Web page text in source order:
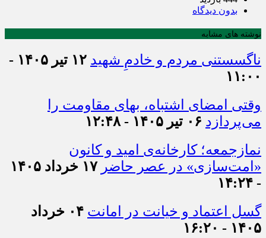
بدون دیدگاه
نوشته های مشابه
ناگسستنی مردم و خادمِ شهید
۱۲ تیر ۱۴۰۵ -
۱۱:۰۰
وقتی امضای اشتباه، بهای مقاومت را
می‌پردازد ۰۶ تیر ۱۴۰۵ - ۱۲:۴۸
نمازجمعه؛ کارخانه‌ی امید و کانون
«امت‌سازی» در عصر حاضر
۱۷ خرداد ۱۴۰۵
- ۱۴:۲۴
گسل اعتماد و خیانت در امانت
۰۴ خرداد
۱۴۰۵ - ۱۶:۲۰